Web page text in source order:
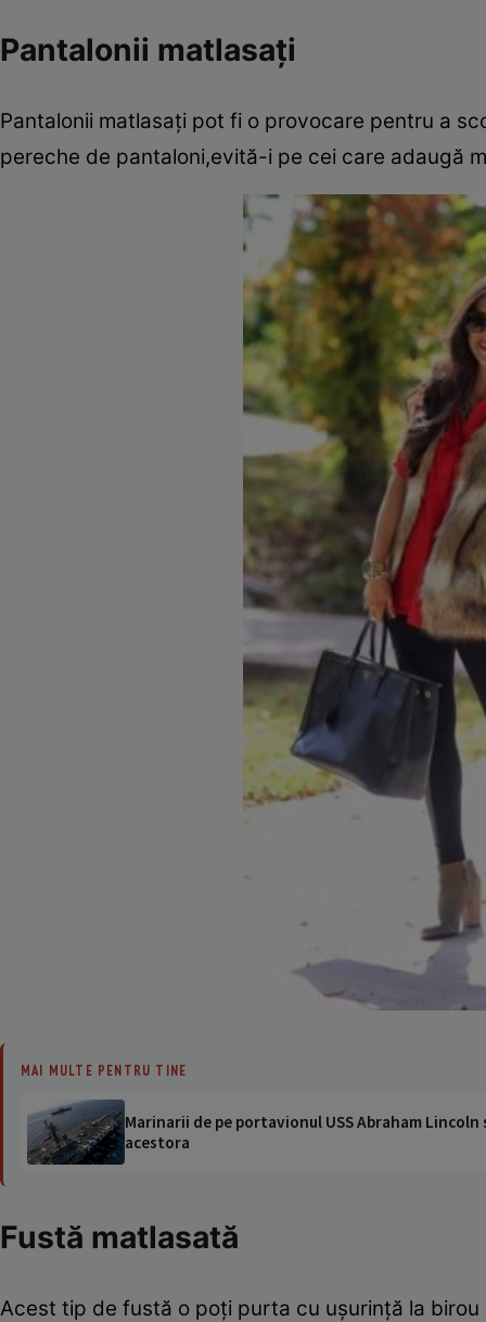
Pantalonii matlasaţi
Pantalonii matlasaţi pot fi o provocare pentru a
pereche de pantaloni,evită-i pe cei care adaugă
MAI MULTE PENTRU TINE
Marinarii de pe portavionul USS Abraham
acestora
Fustă matlasată
Acest tip de fustă o poţi purta cu uşurinţă la